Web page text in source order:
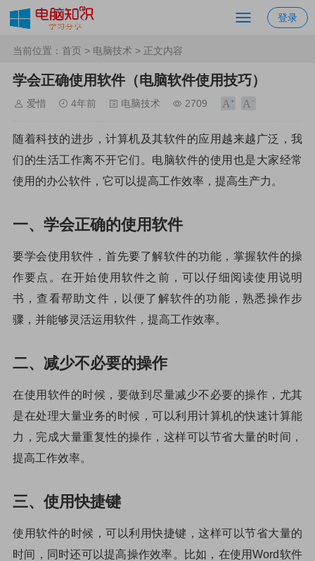
登录
当前位置： 首页 > 电脑技术 > 正文内容
学会正确使用软件（电脑软件使用技巧）
爱惜 4年前 电脑技术 2709
随着科技的进步，计算机及其软件的应用越来越广泛，我
们的生活工作离不开它们。电脑软件的使用也是大家经常
使用的办公软件，它可以提高工作效率，提高生产力。
一、学会正确的使用软件
要学会使用软件，首先要了解软件的功能，掌握软件的操
作要点。在开始使用软件之前，可以仔细阅读使用说明
书，查看帮助文件，以便了解软件的功能，熟悉操作步
骤，并能够灵活运用软件，提高工作效率。
二、减少不必要的操作
在使用软件的时候，要做到尽量减少不必要的操作，尤其
是在处理大量业务的时候，可以利用计算机的快速计算能
力，完成大量重复性的操作，这样可以节省大量的时间，
提高工作效率。
三、使用快捷键
使用软件的时候，可以利用快捷键，这样可以节省大量的
时间，同时还可以提高操作效率。比如，在使用Word软件